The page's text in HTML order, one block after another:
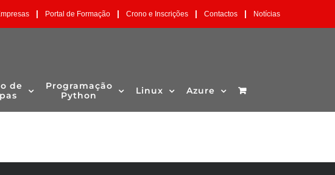
| Portal de Formação | Crono e Inscrições | Contactos | Notícias
de
Programação
Python
Linux Azure